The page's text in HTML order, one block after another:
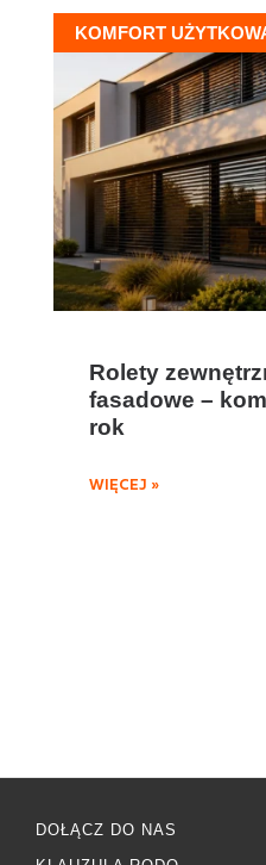
KOMFORT
Rolety
fasadowe –
rok
WIĘCEJ »
DOŁĄCZ DO NAS